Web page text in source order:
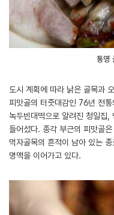
통영
도시 계획에 따라 낡은 골목과
피맛골의 터줏대감인 76년 전
녹두빈대떡으로 알려진 청일집,
들어섰다. 종각 부근의 피맛골
먹자골목의 흔적이 남아 있는
명맥을 이어가고 있다.